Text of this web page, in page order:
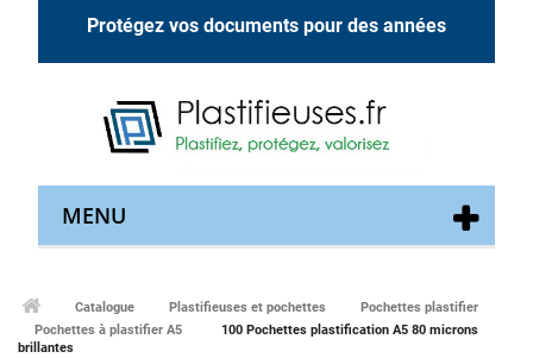
Protégez vos documents pour des années
MENU
Catalogue Plastifieuses et pochettes
Pochettes plastifier
Pochettes à plastifier A5
100 Pochettes plastification A5 80 microns
brillantes